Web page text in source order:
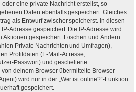
eine private Nachricht erstellst, so
Daten ebenfalls gespeichert. Gleiches
als Entwurf zwischenspeicherst. In diesen
Adresse gespeichert. Die IP-Adresse wird
Aktionen gespeichert: Löschen und Ändern
Private Nachrichten und Umfragen),
Profildaten (E-Mail-Adresse,
Passwort) und gescheiterte
deinem Browser übermittelte Browser-
wird nur in der „Wer ist online?“-Funktion
gespeichert.